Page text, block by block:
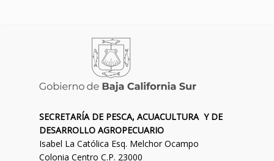
SECRETARÍA DE PESCA, ACUACULTURA Y DE
DESARROLLO AGROPECUARIO
Isabel La Católica Esq. Melchor Ocampo
Colonia Centro C.P. 23000